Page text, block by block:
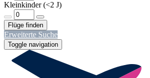
Kleinkinder (<2 J)
Erweiterte Suche
Toggle navigation